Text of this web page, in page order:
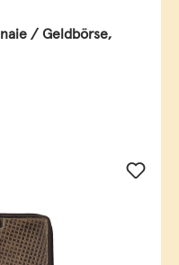
/ Geldbörse,